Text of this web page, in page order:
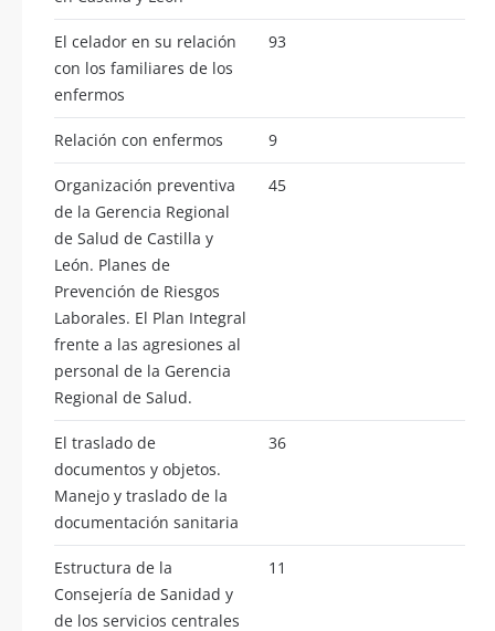
El celador en su relación
con los familiares de los
enfermos
93
Relación con enfermos 9
Organización preventiva
de la Gerencia Regional
de Salud de Castilla y
León. Planes de
Prevención de Riesgos
Laborales. El Plan Integral
frente a las agresiones al
personal de la Gerencia
Regional de Salud.
45
El traslado de
documentos y objetos.
Manejo y traslado de la
documentación sanitaria
36
Estructura de la
Consejería de Sanidad y
de los servicios centrales
11